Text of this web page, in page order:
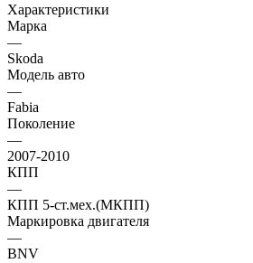
Характеристики
Марка
—
Skoda
Модель авто
—
Fabia
Поколение
—
2007-2010
КПП
—
КПП 5-ст.мех.(МКПП)
Маркировка двигателя
—
BNV